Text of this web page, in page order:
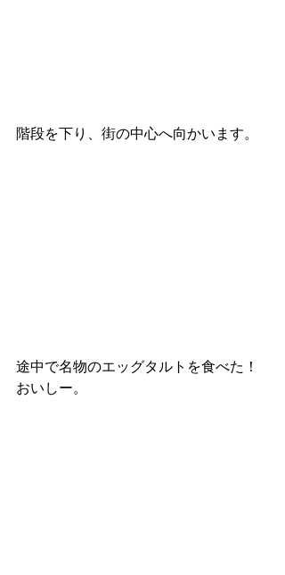
階段を下り、街の中心へ向かいます。
途中で名物のエッグタルトを食べた！
おいしー。